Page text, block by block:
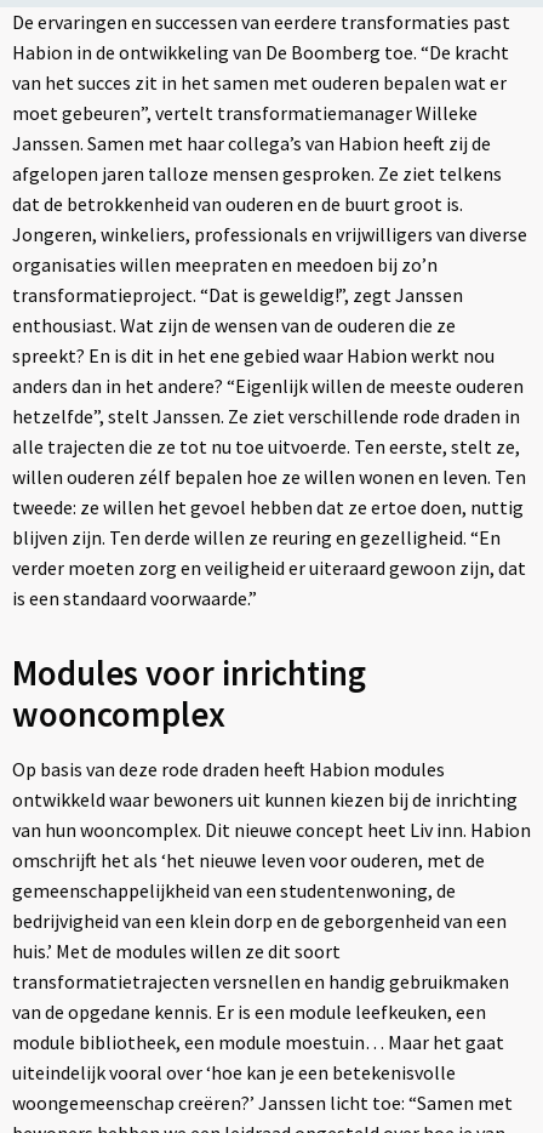
De ervaringen en successen van eerdere transformaties past
Habion in de ontwikkeling van De Boomberg toe. “De kracht
van het succes zit in het samen met ouderen bepalen wat er
moet gebeuren”, vertelt transformatiemanager Willeke
Janssen. Samen met haar collega’s van Habion heeft zij de
afgelopen jaren talloze mensen gesproken. Ze ziet telkens
dat de betrokkenheid van ouderen en de buurt groot is.
Jongeren, winkeliers, professionals en vrijwilligers van diverse
organisaties willen meepraten en meedoen bij zo’n
transformatieproject. “Dat is geweldig!”, zegt Janssen
enthousiast. Wat zijn de wensen van de ouderen die ze
spreekt? En is dit in het ene gebied waar Habion werkt nou
anders dan in het andere? “Eigenlijk willen de meeste ouderen
hetzelfde”, stelt Janssen. Ze ziet verschillende rode draden in
alle trajecten die ze tot nu toe uitvoerde. Ten eerste, stelt ze,
willen ouderen zélf bepalen hoe ze willen wonen en leven. Ten
tweede: ze willen het gevoel hebben dat ze ertoe doen, nuttig
blijven zijn. Ten derde willen ze reuring en gezelligheid. “En
verder moeten zorg en veiligheid er uiteraard gewoon zijn, dat
is een standaard voorwaarde.”
Modules voor inrichting
wooncomplex
Op basis van deze rode draden heeft Habion modules
ontwikkeld waar bewoners uit kunnen kiezen bij de inrichting
van hun wooncomplex. Dit nieuwe concept heet Liv inn. Habion
omschrijft het als ‘het nieuwe leven voor ouderen, met de
gemeenschappelijkheid van een studentenwoning, de
bedrijvigheid van een klein dorp en de geborgenheid van een
huis.’ Met de modules willen ze dit soort
transformatietrajecten versnellen en handig gebruikmaken
van de opgedane kennis. Er is een module leefkeuken, een
module bibliotheek, een module moestuin… Maar het gaat
uiteindelijk vooral over ‘hoe kan je een betekenisvolle
woongemeenschap creëren?’ Janssen licht toe: “Samen met